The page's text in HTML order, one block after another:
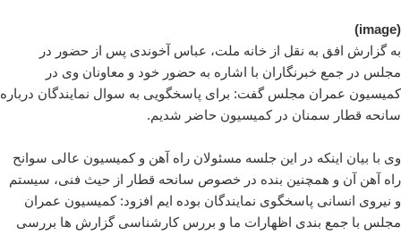
(image)
به گزارش افق به نقل از خانه ملت، عباس آخوندی پس از حضور در
مجلس در جمع خبرنگاران با اشاره به حضور خود و معاونان وی در
کمیسیون عمران مجلس گفت: برای پاسخگویی به سوال نمایندگان درباره
سانحه قطار سمنان در کمیسیون حاضر شدیم.
وی با بیان اینکه در این جلسه مسئولان راه آهن و کمیسیون عالی سوانح
راه آهن آن و همچنین بنده در خصوص سانحه قطار از حیث فنی، سیستم
و نیروی انسانی پاسخگوی نمایندگان بوده ایم افزود: کمیسیون عمران
مجلس با جمع بندی اظهارات ما و بررس کارشناسی گزارش ها بررسی